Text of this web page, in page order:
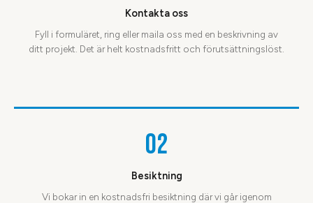
Kontakta oss
Fyll i formuläret, ring eller maila oss med en beskrivning av
ditt projekt. Det är helt kostnadsfritt och förutsättningslöst.
02
Besiktning
Vi bokar in en kostnadsfri besiktning där vi går igenom